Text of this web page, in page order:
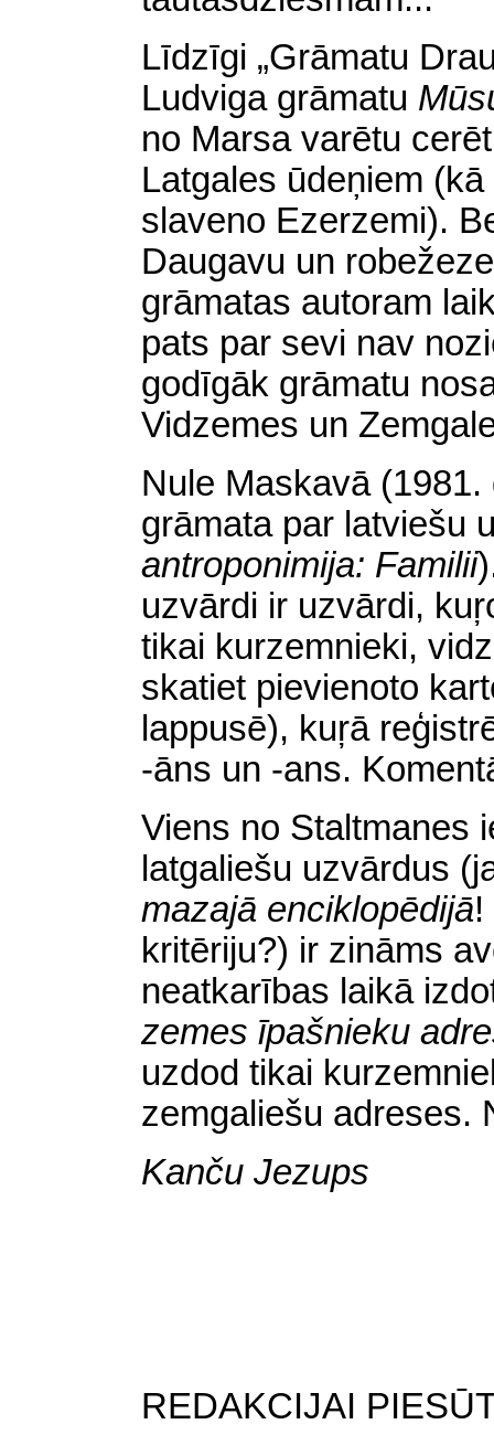
Līdzīgi „Grāmatu
Ludviga grāmatu
no Marsa varētu
Latgales ūdeņiem
slaveno Ezerzemi).
Daugavu un
grāmatas autoram
pats par sevi nav
godīgāk grāmatu
Vidzemes un
Nule Maskavā (1981.
grāmata par latviešu
antroponimija: Familii
uzvārdi ir uzvārdi,
tikai kurzemnieki,
skatiet pievienoto
lappusē), kuŗā
-āns un -ans.
Viens no Staltmanes
latgaliešu uzvārdus
mazajā enciklopēdijā!
kritēriju?) ir zināms
neatkarības laikā
zemes īpašnieku
uzdod tikai
zemgaliešu adreses.
Kanču Jezups
REDAKCIJAI